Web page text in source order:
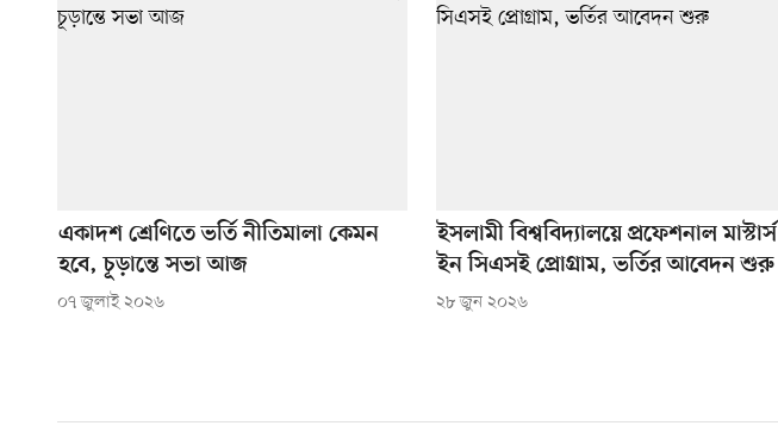
একাদশ শ্রেণিতে ভর্তি নীতিমালা কেমন
হবে, চূড়ান্তে সভা আজ
০৭ জুলাই ২০২৬
ইসলামী বিশ্ববিদ্যালয়ে প্রফেশনাল মাস্টার্স
ইন সিএসই প্রোগ্রাম, ভর্তির আবেদন শুরু
২৮ জুন ২০২৬